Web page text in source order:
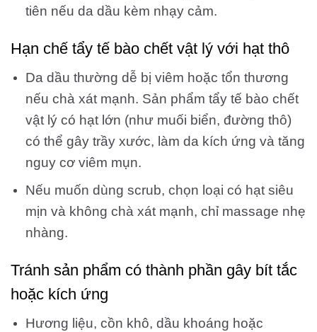
tiên nếu da dầu kèm nhạy cảm.
Hạn chế tẩy tế bào chết vật lý với hạt thô
Da dầu thường dễ bị viêm hoặc tổn thương
nếu chà xát mạnh. Sản phẩm tẩy tế bào chết
vật lý có hạt lớn (như muối biển, đường thô)
có thể gây trầy xước, làm da kích ứng và tăng
nguy cơ viêm mụn.
Nếu muốn dùng scrub, chọn loại có hạt siêu
mịn và không chà xát mạnh, chỉ massage nhẹ
nhàng.
Tránh sản phẩm có thành phần gây bít tắc
hoặc kích ứng
Hương liệu, cồn khô, dầu khoáng hoặc